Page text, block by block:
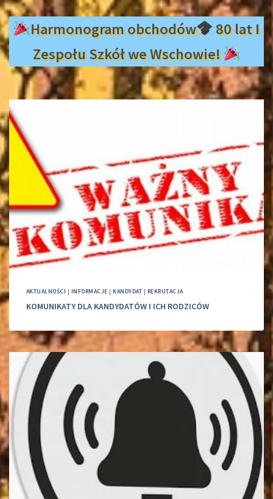
Harmonogram obchodów
80 lat I
Zespołu Szkół we Wschowie!
AKTUALNOŚCI | INFORMACJE |KANDYDAT | REKRUTACJA
KOMUNIKATY DLA KANDYDATÓW I ICH RODZICÓW